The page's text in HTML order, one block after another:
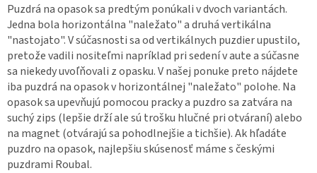
Puzdrá na opasok sa predtým ponúkali v dvoch variantách.
Jedna bola horizontálna "naležato" a druhá vertikálna
"nastojato". V súčasnosti sa od vertikálnych puzdier upustilo,
pretože vadili nositeľmi napríklad pri sedení v aute a súčasne
sa niekedy uvoľňovali z opasku. V našej ponuke preto nájdete
iba puzdrá na opasok v horizontálnej "naležato" polohe. Na
opasok sa upevňujú pomocou pracky a puzdro sa zatvára na
suchý zips (lepšie drží ale sú trošku hlučné pri otváraní) alebo
na magnet (otvárajú sa pohodlnejšie a tichšie). Ak hľadáte
puzdro na opasok, najlepšiu skúsenosť máme s českými
puzdrami Roubal.